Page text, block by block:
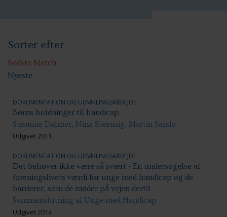
Sorter efter
Bedste Match
Nyeste
DOKUMENTATION OG UDVIKLINGSARBEJDE
Børns holdninger til handicap
Susanne Dalmer, Nina Steensig, Martin Sandø
Udgivet 2011
DOKUMENTATION OG UDVIKLINGSARBEJDE
Det behøver ikke være så svært - En undersøgelse af
foreningslivets værdi for unge med handicap og de
barrierer, som de møder på vejen dertil
Sammenslutning af Unge med Handicap
Udgivet 2014